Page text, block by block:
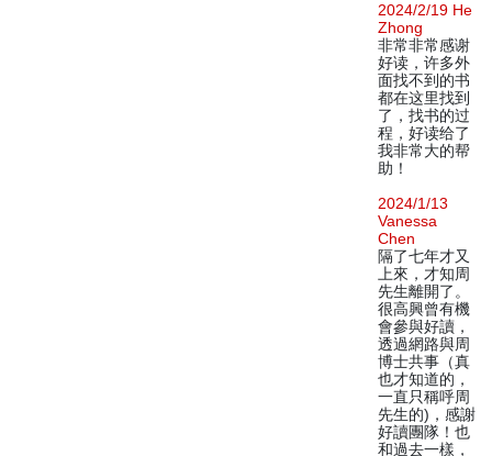
2024/2/19 He
Zhong
非常非常感谢
好读，许多外
面找不到的书
都在这里找到
了，找书的过
程，好读给了
我非常大的帮
助！
2024/1/13
Vanessa
Chen
隔了七年才又
上來，才知周
先生離開了。
很高興曾有機
會參與好讀，
透過網路與周
博士共事（真
也才知道的，
一直只稱呼周
先生的)，感謝
好讀團隊！也
和過去一樣，